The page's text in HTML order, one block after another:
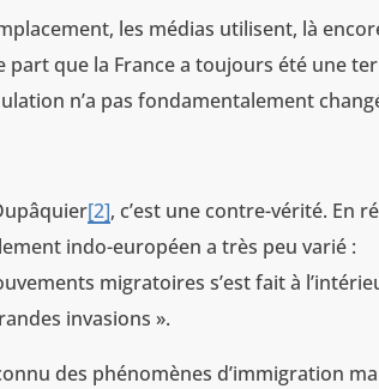
les médias utilisent, là
part que la France a toujours été une
n’a pas fondamentalement
[2], c’est une contre-vérité. En
indo-européen a très peu varié :
migratoires s’est fait à
invasions ».
des phénomènes d’immigration